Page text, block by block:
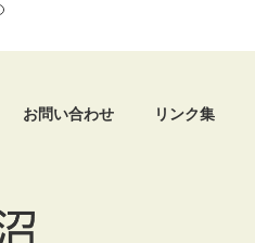
お問い合わせ リンク集